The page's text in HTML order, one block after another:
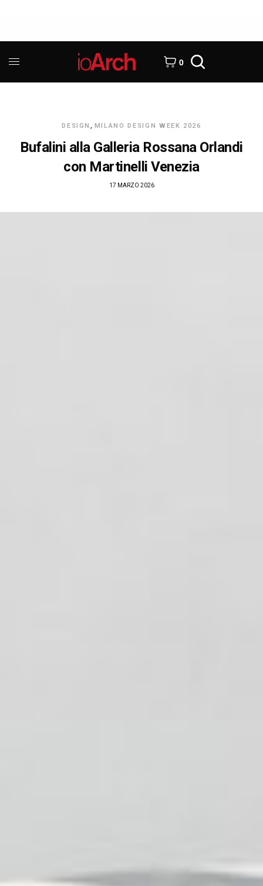
0
DESIGN, MILANO DESIGN WEEK 2026
Bufalini alla Galleria Rossana Orlandi
con Martinelli Venezia
17 MARZO 2026